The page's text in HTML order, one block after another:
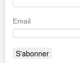
Email